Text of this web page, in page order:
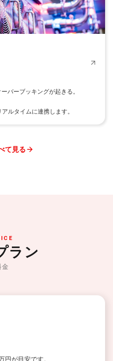
バーブッキングが起きる。
ルタイムに連携します。
て見る
ラン
金
円が目安です。